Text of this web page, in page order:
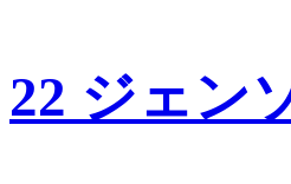
22 ジェン